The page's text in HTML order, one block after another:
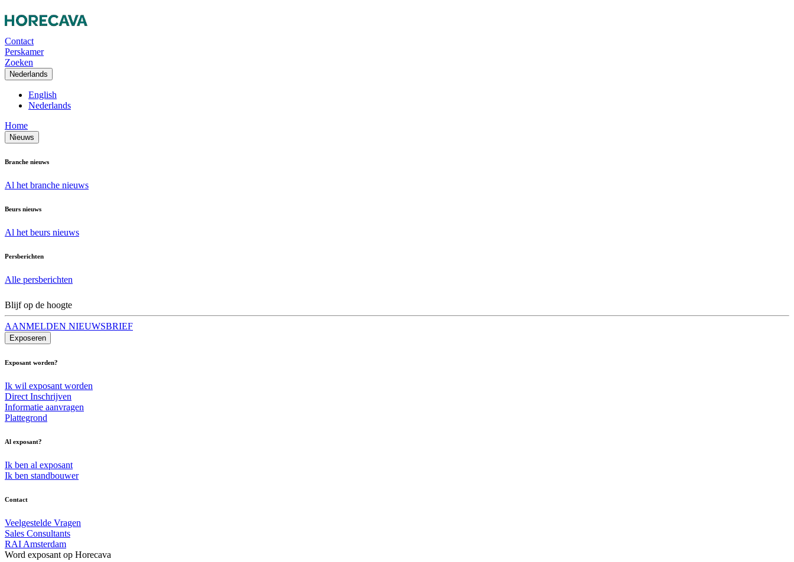
Contact
Perskamer
Zoeken
Nederlands
English
Nederlands
Home
Nieuws
Branche nieuws
Al het branche nieuws
Beurs nieuws
Al het beurs nieuws
Persberichten
Alle persberichten
Blijf op de hoogte
AANMELDEN NIEUWSBRIEF
Exposeren
Exposant worden?
Ik wil exposant worden
Direct Inschrijven
Informatie aanvragen
Plattegrond
Al exposant?
Ik ben al exposant
Ik ben standbouwer
Contact
Veelgestelde Vragen
Sales Consultants
RAI Amsterdam
Word exposant op Horecava